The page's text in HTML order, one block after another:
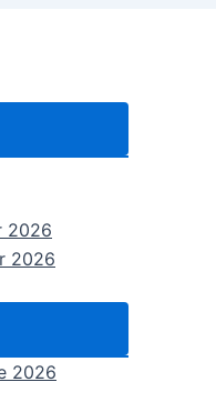
2026
2026
2026